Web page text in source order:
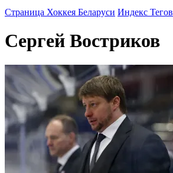
Страница Хоккея Беларуси Индекс Тегов
Сергей Востриков